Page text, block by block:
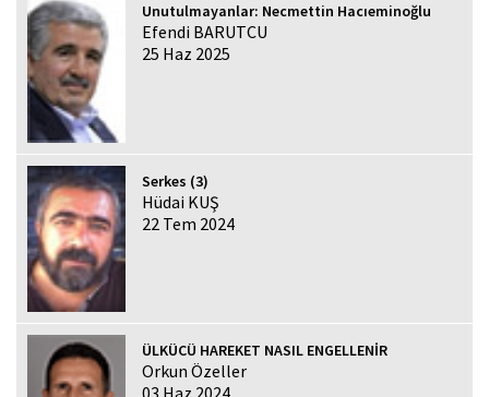
Unutulmayanlar: Necmettin Hacıeminoğlu
Efendi BARUTCU
25 Haz 2025
Serkes (3)
Hüdai KUŞ
22 Tem 2024
ÜLKÜCÜ HAREKET NASIL ENGELLENİR
Orkun Özeller
03 Haz 2024